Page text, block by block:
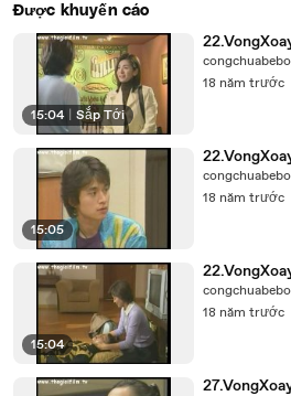
Được khuyến cáo
15:04 Sắp Tới
18 năm trước
15:05
18 năm trước
15:04
18 năm trước